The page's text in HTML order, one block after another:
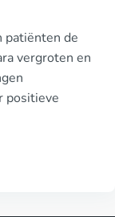
patiënten de
vergroten en
positieve